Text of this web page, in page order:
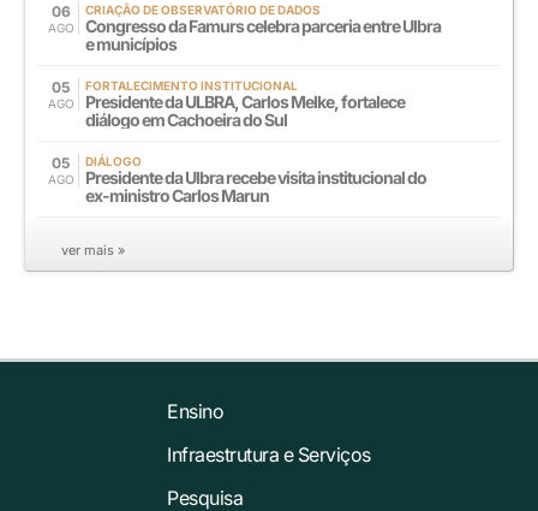
06
AGO
CRIAÇÃO DE OBSERVATÓRIO DE DADOS
Congresso da Famurs celebra parceria entre Ulbra
e municípios
05
AGO
FORTALECIMENTO INSTITUCIONAL
Presidente da ULBRA, Carlos Melke, fortalece
diálogo em Cachoeira do Sul
05
AGO
DIÁLOGO
Presidente da Ulbra recebe visita institucional do
ex-ministro Carlos Marun
ver mais »
Ensino
Infraestrutura e Serviços
Pesquisa